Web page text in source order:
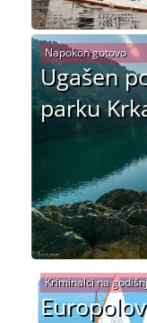
Ugašen
parku
Napokon gotovo
Kriminalci na